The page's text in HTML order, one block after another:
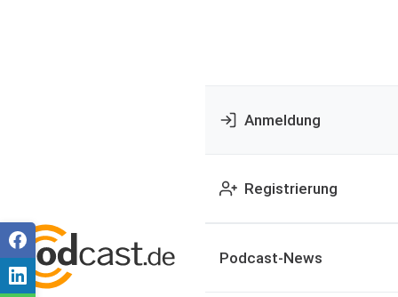
Anmeldung
Registrierung
Podcast-News